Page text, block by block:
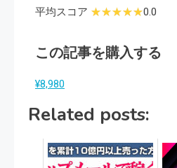
平均スコア
0.0
この記事を購入する
¥8,980
Related posts: